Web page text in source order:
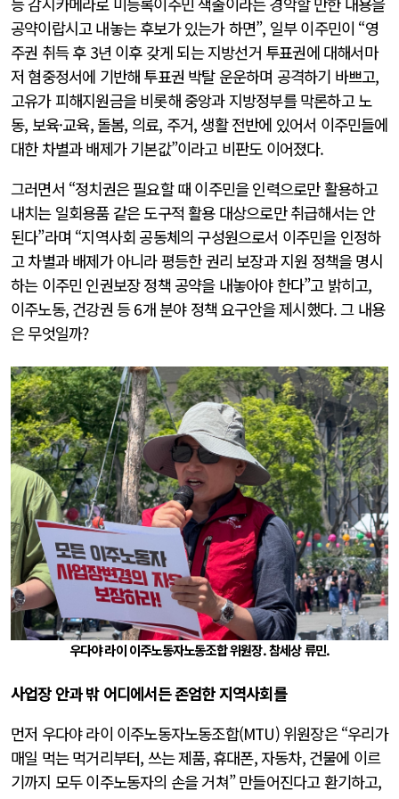
공약이랍시고 내놓는 후보가 있는가 하면”, 일부 이주민이 “영
주권 취득 후 3년 이후 갖게 되는 지방선거 투표권에 대해서마
저 혐중정서에 기반해 투표권 박탈 운운하며 공격하기 바쁘고,
고유가 피해지원금을 비롯해 중앙과 지방정부를 막론하고 노
동, 보육·교육, 돌봄, 의료, 주거, 생활 전반에 있어서 이주민들에
대한 차별과 배제가 기본값”이라고 비판도 이어졌다.
그러면서 “정치권은 필요할 때 이주민을 인력으로만 활용하고
내치는 일회용품 같은 도구적 활용 대상으로만 취급해서는 안
된다”라며 “지역사회 공동체의 구성원으로서 이주민을 인정하
고 차별과 배제가 아니라 평등한 권리 보장과 지원 정책을 명시
하는 이주민 인권보장 정책 공약을 내놓아야 한다”고 밝히고,
이주노동, 건강권 등 6개 분야 정책 요구안을 제시했다. 그 내용
은 무엇일까?
우다야 라이 이주노동자노동조합 위원장. 참세상 류민.
사업장 안과 밖 어디에서든 존엄한 지역사회를
먼저 우다야 라이 이주노동자노동조합(MTU) 위원장은 “우리가
매일 먹는 먹거리부터, 쓰는 제품, 휴대폰, 자동차, 건물에 이르
기까지 모두 이주노동자의 손을 거쳐” 만들어진다고 환기하고,